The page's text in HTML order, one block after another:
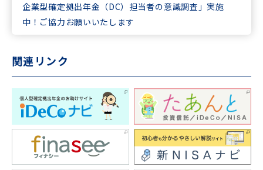
企業型確定拠出年金（DC）担当者の意識調査」実施
中！ご協力お願いいたします
関連リンク